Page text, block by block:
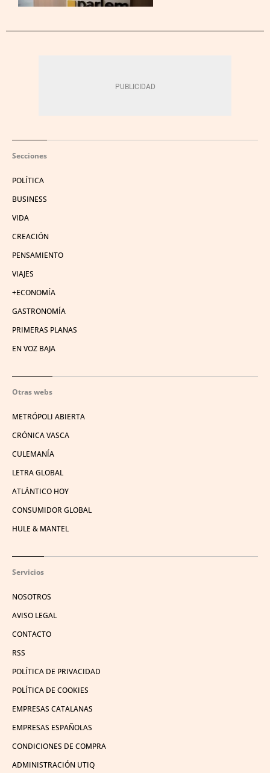
Secciones
POLÍTICA
BUSINESS
VIDA
CREACIÓN
PENSAMIENTO
VIAJES
+ECONOMÍA
GASTRONOMÍA
PRIMERAS PLANAS
EN VOZ BAJA
Otras webs
METRÓPOLI ABIERTA
CRÓNICA VASCA
CULEMANÍA
LETRA GLOBAL
ATLÁNTICO HOY
CONSUMIDOR GLOBAL
HULE & MANTEL
Servicios
NOSOTROS
AVISO LEGAL
CONTACTO
RSS
POLÍTICA DE PRIVACIDAD
POLÍTICA DE COOKIES
EMPRESAS CATALANAS
EMPRESAS ESPAÑOLAS
CONDICIONES DE COMPRA
ADMINISTRACIÓN UTIQ